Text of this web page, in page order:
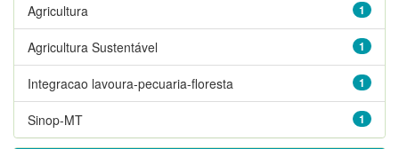
1
Agricultura
1
Agricultura Sustentável
1
Integracao lavoura-pecuaria-floresta
1
Sinop-MT